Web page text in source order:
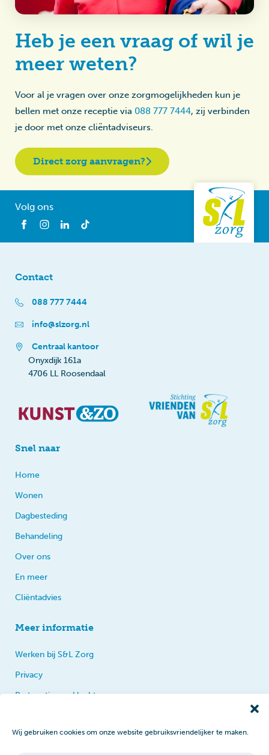
Wij gebruiken cookies om onze website gebruiksvriendelijker te maken.
Heb je een vraag of wil je
meer weten?
Voor al je vragen over onze zorgmogelijkheden kun je
bellen met onze receptie via 088 777 7444, zij verbinden
je door met onze cliëntadviseurs.
Direct zorg aanvragen?
Volg ons
Contact
088 777 7444
info@slzorg.nl
Centraal kantoor
Onyxdijk 161a
4706 LL Roosendaal
Snel naar
Home
Wonen
Dagbesteding
Behandeling
Over ons
En meer
Cliëntadvies
Meer informatie
Werken bij S&L Zorg
Privacy
Praten, tips en klachten
Cookiebeleid